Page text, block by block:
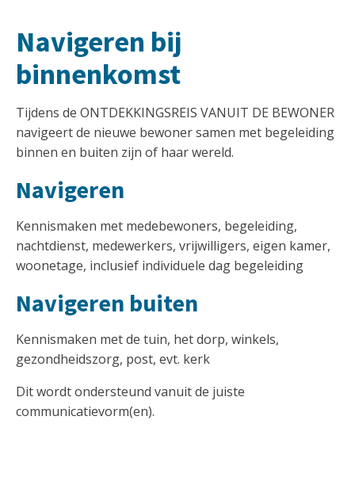
Navigeren bij
binnenkomst
Tijdens de ONTDEKKINGSREIS VANUIT DE BEWONER
navigeert de nieuwe bewoner samen met begeleiding
binnen en buiten zijn of haar wereld.
Navigeren
Kennismaken met medebewoners, begeleiding,
nachtdienst, medewerkers, vrijwilligers, eigen kamer,
woonetage, inclusief individuele dag begeleiding
Navigeren buiten
Kennismaken met de tuin, het dorp, winkels,
gezondheidszorg, post, evt. kerk
Dit wordt ondersteund vanuit de juiste
communicatievorm(en).